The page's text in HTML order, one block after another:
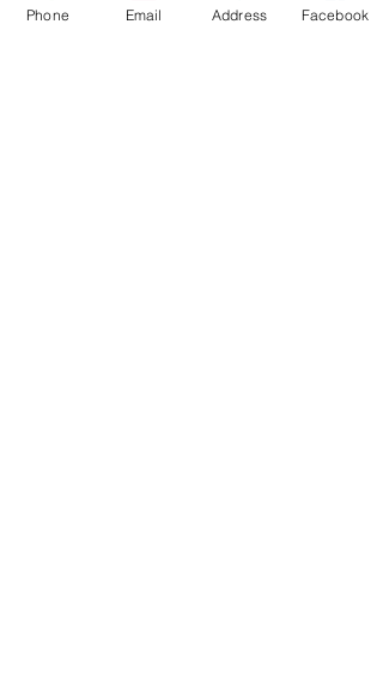
Phone Email Address Facebook